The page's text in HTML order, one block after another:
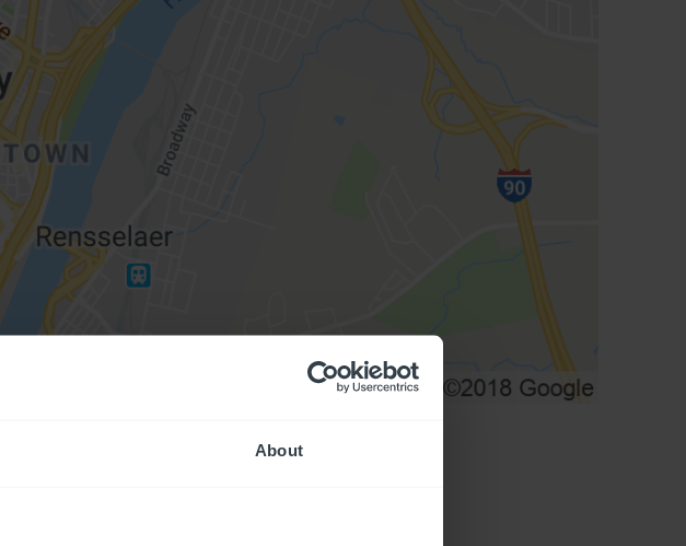
About